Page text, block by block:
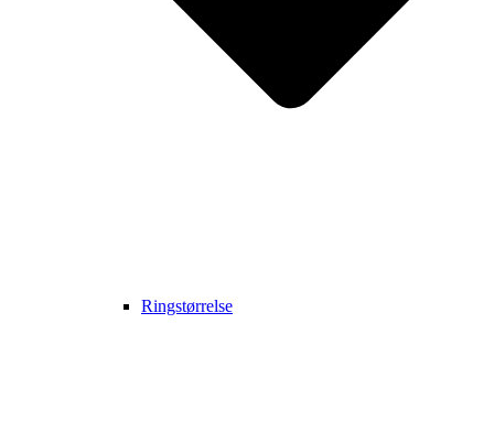
Ringstørrelse